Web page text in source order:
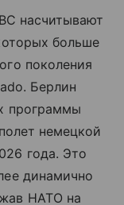
насчитывают
больше
поколения
Берлин
программы
немецкой
года. Это
динамично
НАТО на